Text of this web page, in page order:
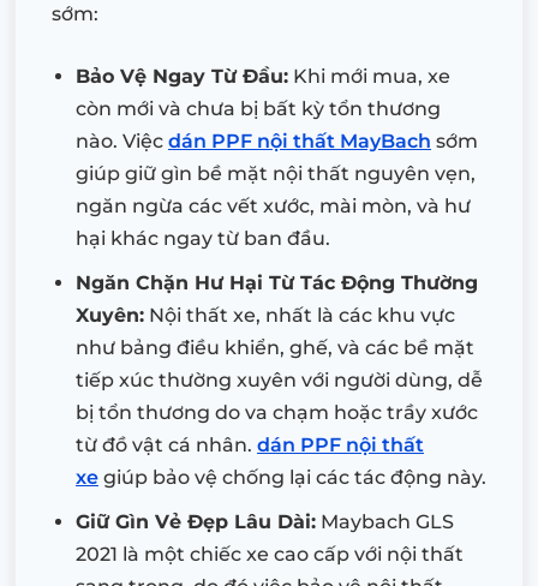
sớm:
Bảo Vệ Ngay Từ Đầu: Khi mới mua, xe
còn mới và chưa bị bất kỳ tổn thương
nào. Việc dán PPF nội thất MayBach sớm
giúp giữ gìn bề mặt nội thất nguyên vẹn,
ngăn ngừa các vết xước, mài mòn, và hư
hại khác ngay từ ban đầu.
Ngăn Chặn Hư Hại Từ Tác Động Thường
Xuyên: Nội thất xe, nhất là các khu vực
như bảng điều khiển, ghế, và các bề mặt
tiếp xúc thường xuyên với người dùng, dễ
bị tổn thương do va chạm hoặc trầy xước
từ đồ vật cá nhân. dán PPF nội thất
xe giúp bảo vệ chống lại các tác động này.
Giữ Gìn Vẻ Đẹp Lâu Dài: Maybach GLS
2021 là một chiếc xe cao cấp với nội thất